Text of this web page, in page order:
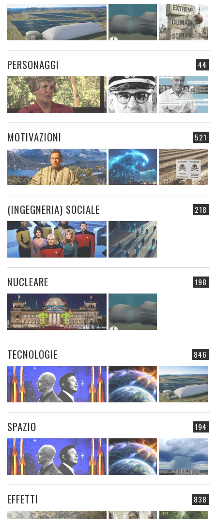
44
PERSONAGGI
521
MOTIVAZIONI
218
(INGEGNERIA) SOCIALE
198
NUCLEARE
846
TECNOLOGIE
194
SPAZIO
838
EFFETTI